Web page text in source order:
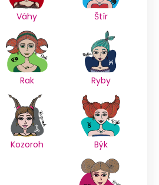
Váhy Štír
Rak Ryby
Kozoroh Býk